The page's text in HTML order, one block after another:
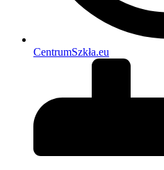
CentrumSzkła.eu